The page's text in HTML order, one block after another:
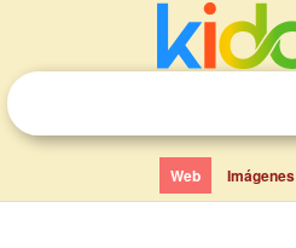
Web Imágenes